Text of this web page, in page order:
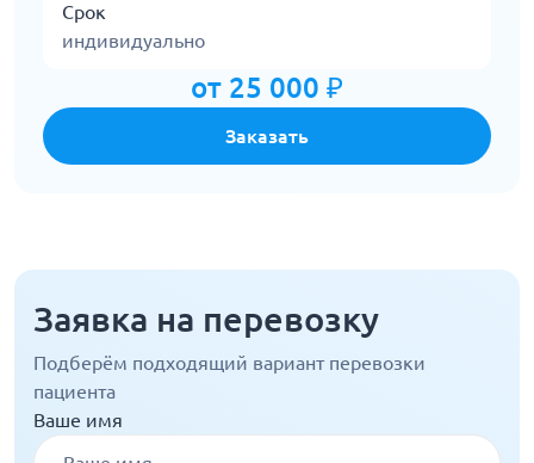
Срок
индивидуально
от 25 000 ₽
Заказать
Заявка на перевозку
Подберём подходящий вариант перевозки
пациента
Ваше имя